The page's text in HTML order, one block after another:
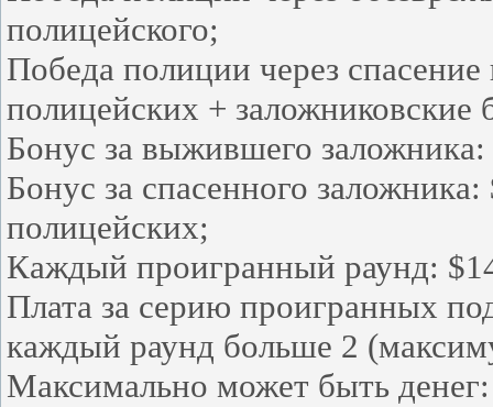
полицейского;
Победа полиции через
полицейских + заложниковские
Бонус за выжившего
Бонус за спасенного
полицейских;
Каждый проигранный раунд:
Плата за серию проигранных
каждый раунд больше 2
Максимально может быть